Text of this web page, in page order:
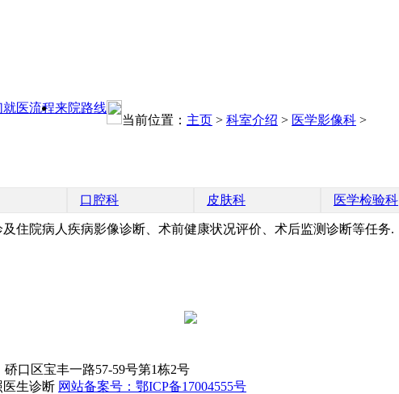
就医流程来院路线
当前位置： 主页 > 科室介绍 > 医学影像科 >
口腔科 皮肤科 医学检验科
住院病人疾病影像诊断、术前健康状况评价、术后监测诊断等任务.
硚口区宝丰一路57-59号第1栋2号
医生诊断 网站备案号：鄂ICP备17004555号